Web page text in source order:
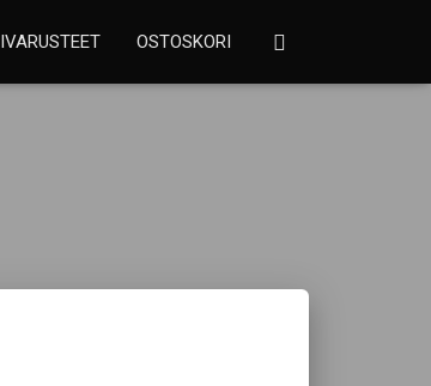
OSTOSKORI